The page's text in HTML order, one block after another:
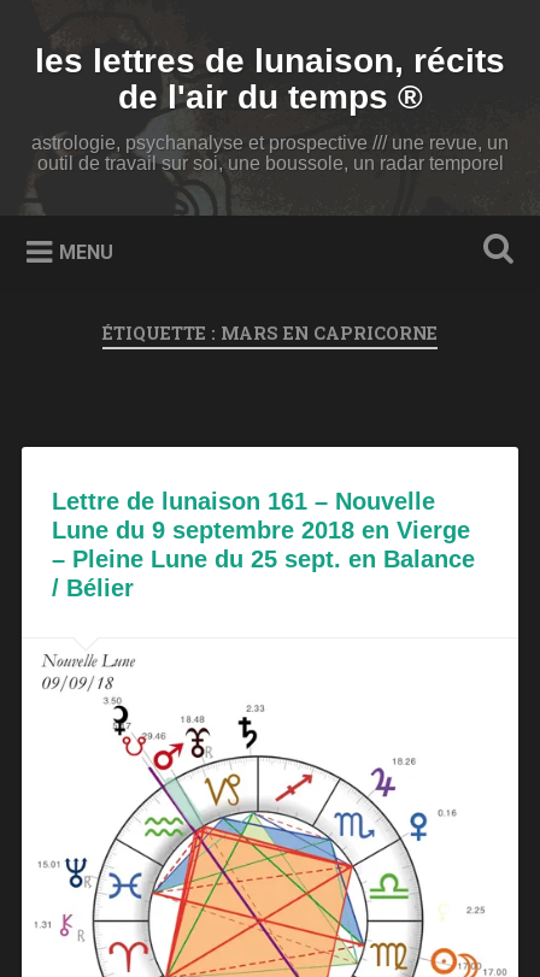
contenu
principal
Rechercheles lettres de lunaison, récits
de l'air du temps ®
astrologie, psychanalyse et prospective /// une revue, un
outil de travail sur soi, une boussole, un radar temporel
MENU
ÉTIQUETTE : MARS EN CAPRICORNE
Lettre de lunaison 161 – Nouvelle
Lune du 9 septembre 2018 en Vierge
– Pleine Lune du 25 sept. en Balance
/ Bélier